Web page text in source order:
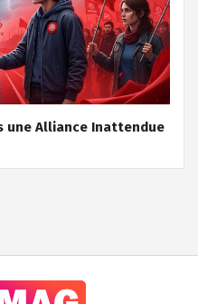
une Alliance Inattendue